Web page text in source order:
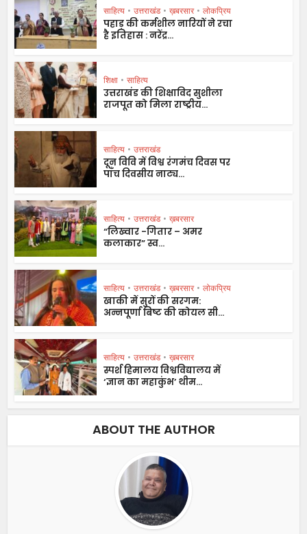
साहित्य • उत्तराखंड • ख़बरसार • लोकप्रिय
पहाड़ की कर्मशील नारियों ने रचा
है इतिहास : नरेंद्र...
शिक्षा • साहित्य
उत्तराखंड की शिक्षाविद सुशीला
राजपूत को मिला राष्ट्रीय...
साहित्य • उत्तराखंड
दून विवि में विश्व रंगमंच दिवस पर
पाँच दिवसीय नाट्य...
साहित्य • उत्तराखंड • ख़बरसार
“लिख्वार -गितार – अमर
कलाकार” स्व...
साहित्य • उत्तराखंड • ख़बरसार • लोकप्रिय
खाकी में सुरों की सरगम:
अन्नपूर्णा बिष्ट की कोयल सी...
साहित्य • उत्तराखंड • ख़बरसार
स्पर्श हिमालय विश्वविद्यालय में
‘ज्ञान का महाकुंभ’ थीम...
ABOUT THE AUTHOR